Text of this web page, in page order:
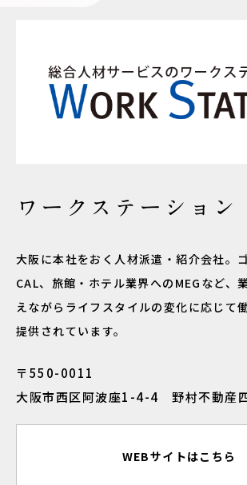
ワークステーション
大阪に本社をおく人材派遣・紹介会社。
CAL、旅館・ホテル業界へのMEGなど、
えながらライフスタイルの変化に応じて
提供されています。
〒550-0011
大阪市西区阿波座1-4-4 野村不動産
WEBサイトはこちら